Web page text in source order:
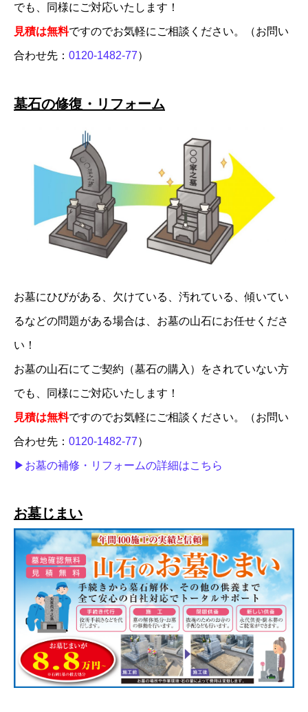
でも、同様にご対応いたします！
見積は無料ですのでお気軽にご相談ください。（お問い
合わせ先： 0120-1482-77）
墓石の修復・リフォーム
お墓にひびがある、欠けている、汚れている、傾いてい
るなどの問題がある場合は、お墓の山石にお任せくださ
い！
お墓の山石にてご契約（墓石の購入）をされていない方
でも、同様にご対応いたします！
見積は無料ですのでお気軽にご相談ください。（お問い
合わせ先： 0120-1482-77）
▶︎お墓の補修・リフォームの詳細はこちら
お墓じまい